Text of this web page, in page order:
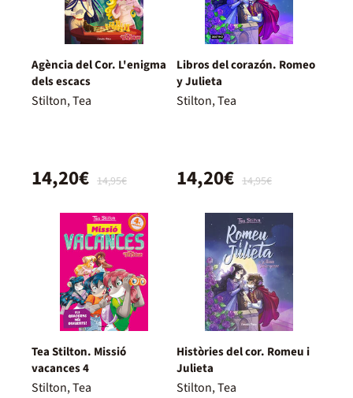
Agència del Cor. L'enigma
dels escacs
Stilton, Tea
14,95€
14,20€
Libros del corazón. Romeo
y Julieta
Stilton, Tea
14,95€
14,20€
Tea Stilton. Missió
vacances 4
Stilton, Tea
Històries del cor. Romeu i
Julieta
Stilton, Tea